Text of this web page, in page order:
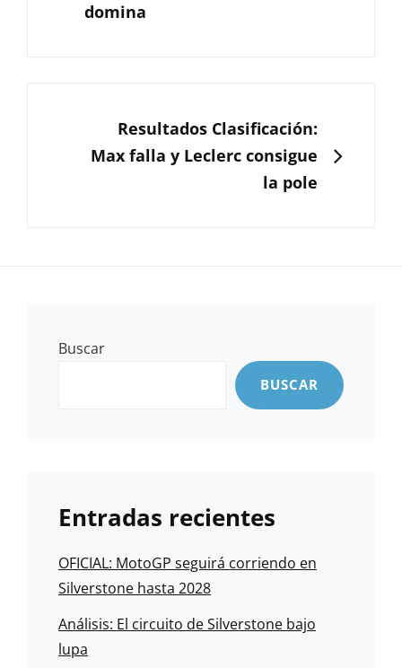
domina
SIGUIENTEResultados Clasificación:
Max falla y Leclerc consigue
la pole
Buscar
BUSCAR
Entradas recientes
OFICIAL: MotoGP seguirá corriendo en
Silverstone hasta 2028
Análisis: El circuito de Silverstone bajo
lupa